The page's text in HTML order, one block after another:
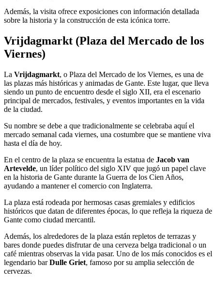
Además, la visita ofrece exposiciones con información detallada
sobre la historia y la construcción de esta icónica torre.
Vrijdagmarkt (Plaza del Mercado de los
Viernes)
La Vrijdagmarkt, o Plaza del Mercado de los Viernes, es una de
las plazas más históricas y animadas de Gante. Este lugar, que lleva
siendo un punto de encuentro desde el siglo XII, era el escenario
principal de mercados, festivales, y eventos importantes en la vida
de la ciudad.
Su nombre se debe a que tradicionalmente se celebraba aquí el
mercado semanal cada viernes, una costumbre que se mantiene viva
hasta el día de hoy.
En el centro de la plaza se encuentra la estatua de Jacob van
Artevelde, un líder político del siglo XIV que jugó un papel clave
en la historia de Gante durante la Guerra de los Cien Años,
ayudando a mantener el comercio con Inglaterra.
La plaza está rodeada por hermosas casas gremiales y edificios
históricos que datan de diferentes épocas, lo que refleja la riqueza de
Gante como ciudad mercantil.
Además, los alrededores de la plaza están repletos de terrazas y
bares donde puedes disfrutar de una cerveza belga tradicional o un
café mientras observas la vida pasar. Uno de los más conocidos es el
legendario barDulle Griet, famoso por su amplia selección de
cervezas.